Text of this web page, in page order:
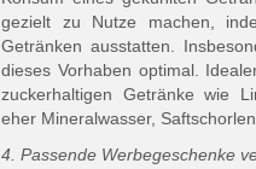
gezielt zu Nutze machen,
Getränken ausstatten.
dieses Vorhaben optimal.
zuckerhaltigen Getränke wie
eher Mineralwasser,
4. Passende Werbegeschenke